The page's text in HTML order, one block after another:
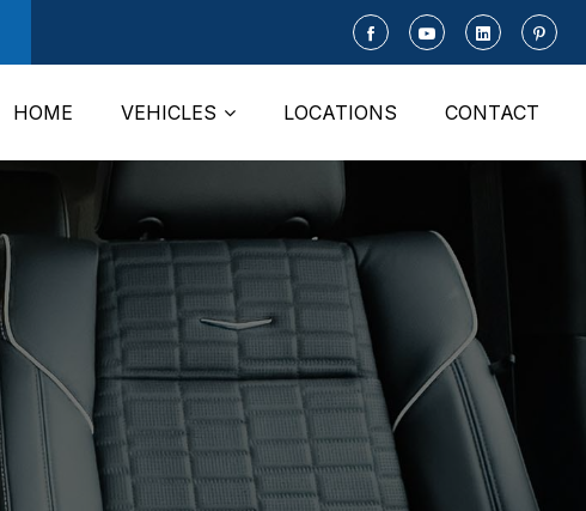
HOME VEHICLES LOCATIONS CONTACT